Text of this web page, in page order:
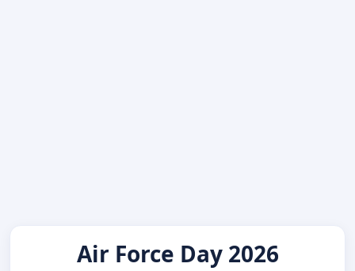
Air Force Day 2026